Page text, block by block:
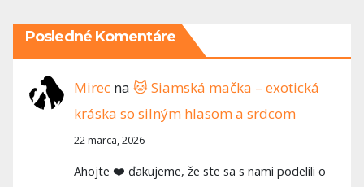
Posledné Komentáre
Mirec na🐱 Siamská mačka – exotická
kráska so silným hlasom a srdcom
22 marca, 2026
Ahojte ❤️ ďakujeme, že ste sa s nami podelili o